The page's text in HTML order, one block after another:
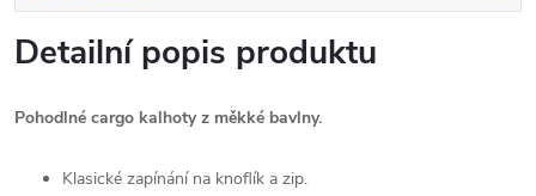
Detailní popis produktu
Pohodlné cargo kalhoty z měkké bavlny.
Klasické zapínání na knoflík a zip.